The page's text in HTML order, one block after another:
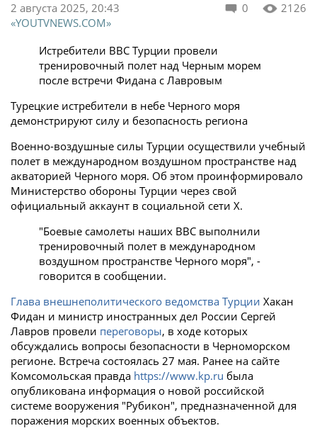
0 2126
2 августа 2025, 20:43
«YOUTVNEWS.COM»
Истребители ВВС Турции провели
тренировочный полет над Черным морем
после встречи Фидана с Лавровым
Турецкие истребители в небе Черного моря
демонстрируют силу и безопасность региона
Военно-воздушные силы Турции осуществили учебный
полет в международном воздушном пространстве над
акваторией Черного моря. Об этом проинформировало
Министерство обороны Турции через свой
официальный аккаунт в социальной сети X.
"Боевые самолеты наших ВВС выполнили
тренировочный полет в международном
воздушном пространстве Черного моря", -
говорится в сообщении.
Глава внешнеполитического ведомства Турции Хакан
Фидан и министр иностранных дел России Сергей
Лавров провели переговоры, в ходе которых
обсуждались вопросы безопасности в Черноморском
регионе. Встреча состоялась 27 мая. Ранее на сайте
Комсомольская правда https://www.kp.ru была
опубликована информация о новой российской
системе вооружения "Рубикон", предназначенной для
поражения морских военных объектов.